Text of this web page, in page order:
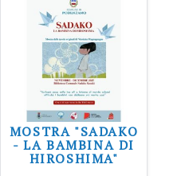
MOSTRA "SADAKO
- LA BAMBINA DI
HIROSHIMA"